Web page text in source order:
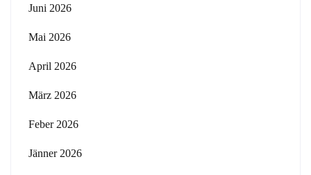
Juni 2026
Mai 2026
April 2026
März 2026
Feber 2026
Jänner 2026